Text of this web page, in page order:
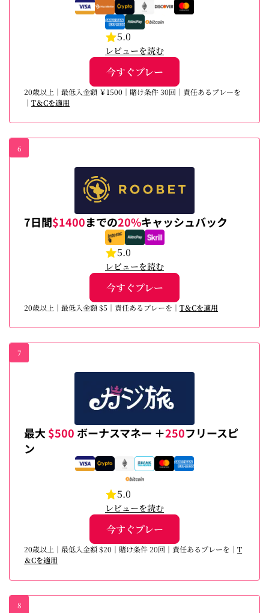
5.0
レビューを読む
今すぐプレー
20歳以上｜最低入金額 ￥1500｜賭け条件 30回｜責任あるプレーを
｜ T＆Cを適用
6
7日間$1400までの20%キャッシュバック
5.0
レビューを読む
今すぐプレー
20歳以上｜最低入金額 $5｜責任あるプレーを｜ T＆Cを適用
7
最大 $500 ボーナスマネー ＋250フリースピ
ン
5.0
レビューを読む
今すぐプレー
20歳以上｜最低入金額 $20｜賭け条件 20回｜責任あるプレーを｜ T
＆Cを適用
8